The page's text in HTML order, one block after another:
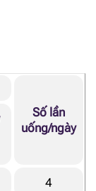
13.2 mg
Số lần
uống/ngày
4